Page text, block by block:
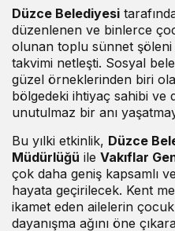
Düzce Belediyesi
düzenlenen ve binlerce
olunan toplu sünnet
takvimi netleşti. Sosyal
güzel örneklerinden biri
bölgedeki ihtiyaç sahibi ve
unutulmaz bir anı
Bu yılki etkinlik, Düzce
Müdürlüğü ile Vakıflar
çok daha geniş kapsamlı
hayata geçirilecek. Kent
ikamet eden ailelerin
dayanışma ağını öne